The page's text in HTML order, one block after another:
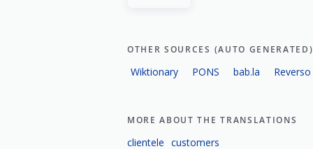
OTHER SOURCES (AUTO GENERATED)
Wiktionary PONS bab.la Reverso
MORE ABOUT THE TRANSLATIONS
clientele customers